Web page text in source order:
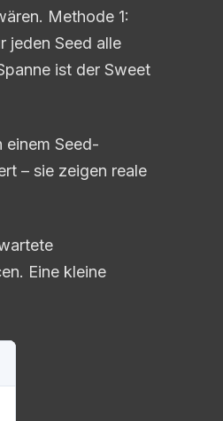
Methode 1:
jeden Seed alle
ist der Sweet
einem Seed-
– sie zeigen reale
Eine kleine